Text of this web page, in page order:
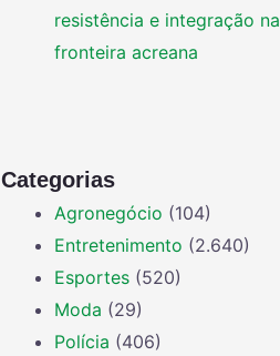
resistência e integração na
fronteira acreana
Categorias
Agronegócio (104)
Entretenimento (2.640)
Esportes (520)
Moda (29)
Polícia (406)